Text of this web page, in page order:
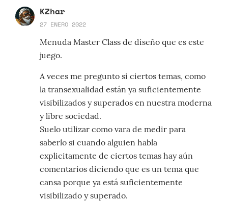
KZhar
27 ENERO 2022
Menuda Master Class de diseño que es este
juego.
A veces me pregunto si ciertos temas, como
la transexualidad están ya suficientemente
visibilizados y superados en nuestra moderna
y libre sociedad.
Suelo utilizar como vara de medir para
saberlo si cuando alguien habla
explicitamente de ciertos temas hay aún
comentarios diciendo que es un tema que
cansa porque ya está suficientemente
visibilizado y superado.